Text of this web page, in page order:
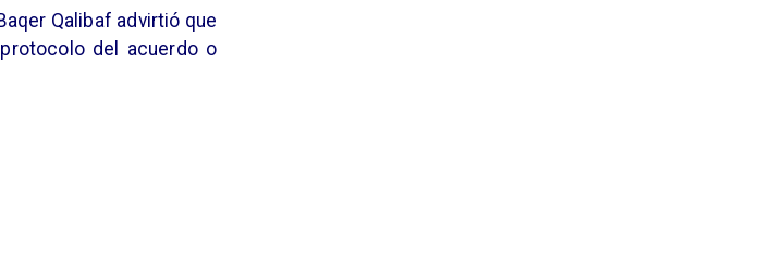
Qalibaf advirtió que
del acuerdo o